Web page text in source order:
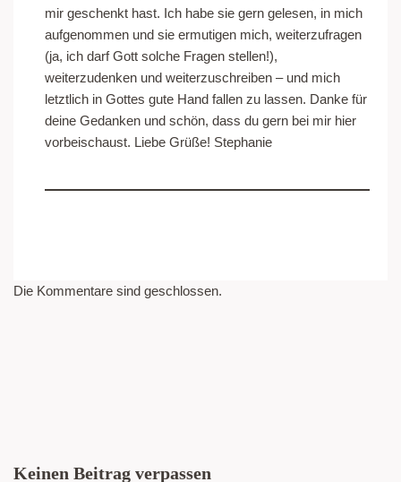
mir geschenkt hast. Ich habe sie gern gelesen, in mich
aufgenommen und sie ermutigen mich, weiterzufragen
(ja, ich darf Gott solche Fragen stellen!),
weiterzudenken und weiterzuschreiben – und mich
letztlich in Gottes gute Hand fallen zu lassen. Danke für
deine Gedanken und schön, dass du gern bei mir hier
vorbeischaust. Liebe Grüße! Stephanie
Die Kommentare sind geschlossen.
Keinen Beitrag verpassen